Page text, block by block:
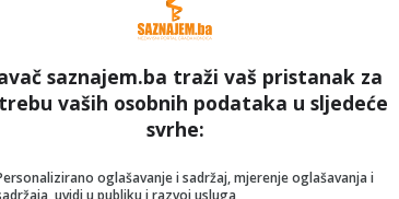
saznajem.ba traži vaš pristanak za
vaših osobnih podataka u sljedeće
svrhe:
oglašavanje i sadržaj, mjerenje oglašavanja i
uvidi u publiku i razvoj usluga